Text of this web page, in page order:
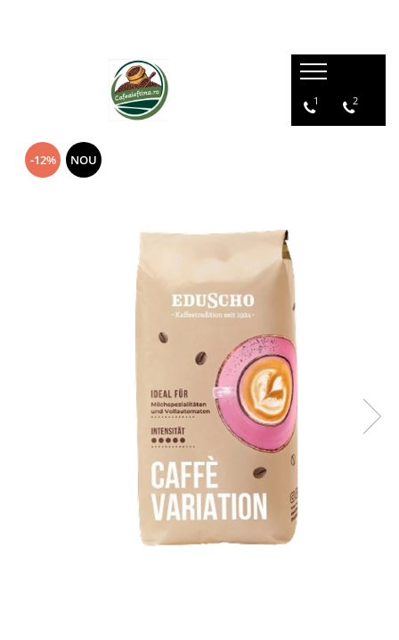
1 2
-12% NOU